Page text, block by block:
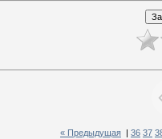
« Предыдущая 36 37